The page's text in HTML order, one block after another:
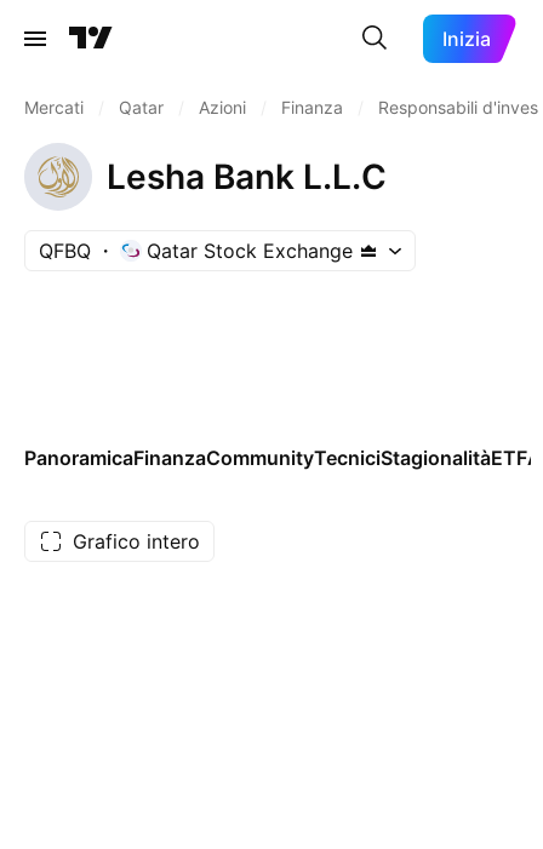
Inizia
Mercati Qatar Azioni Finanza Responsabili
Lesha Bank L.L.C
QFBQ Qatar Stock Exchange
PanoramicaFinanzaCommunityTecniciStagionalitàETF
Grafico intero